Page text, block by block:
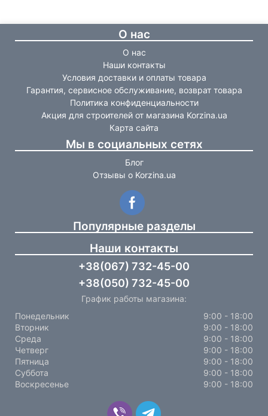
О нас
О нас
Наши контакты
Условия доставки и оплаты товара
Гарантия, сервисное обслуживание, возврат товара
Политика конфиденциальности
Акция для строителей от магазина Korzina.ua
Карта сайта
Мы в социальных сетях
Блог
Отзывы о Korzina.ua
Популярные разделы
Наши контакты
+38(067) 732-45-00
+38(050) 732-45-00
График работы магазина:
Понедельник
9:00 - 18:00
Вторник
9:00 - 18:00
Среда
9:00 - 18:00
Четверг
9:00 - 18:00
Пятница
9:00 - 18:00
Суббота
9:00 - 18:00
Воскресенье
9:00 - 18:00